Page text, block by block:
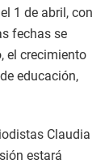
1 de abril, con
fechas se
el crecimiento
educación,
Claudia
estará